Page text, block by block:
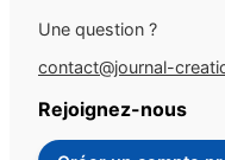
Une question ?
contact@journal-
Rejoignez-nous